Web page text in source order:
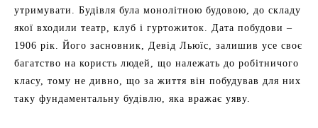
утримувати. Будівля була монолітною будовою, до складу
якої входили театр, клуб і гуртожиток. Дата побудови –
1906 рік. Його засновник, Девід Льюїс, залишив усе своє
багатство на користь людей, що належать до робітничого
класу, тому не дивно, що за життя він побудував для них
таку фундаментальну будівлю, яка вражає уяву.